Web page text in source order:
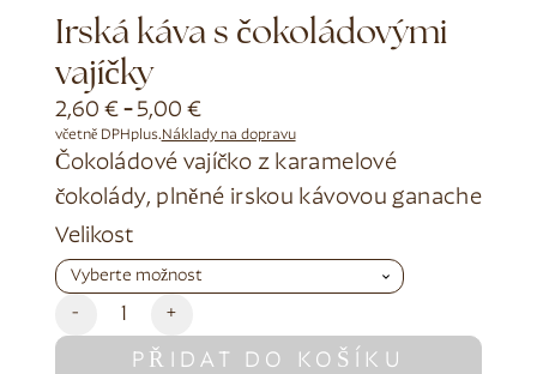
Irská káva s čokoládovými
vajíčky
2,60 €-5,00 €
včetně DPH plus.Náklady na dopravu
Čokoládové vajíčko z karamelové
čokolády, plněné irskou kávovou ganache
Velikost
- +
PŘIDAT DO KOŠÍKU
Alternative: